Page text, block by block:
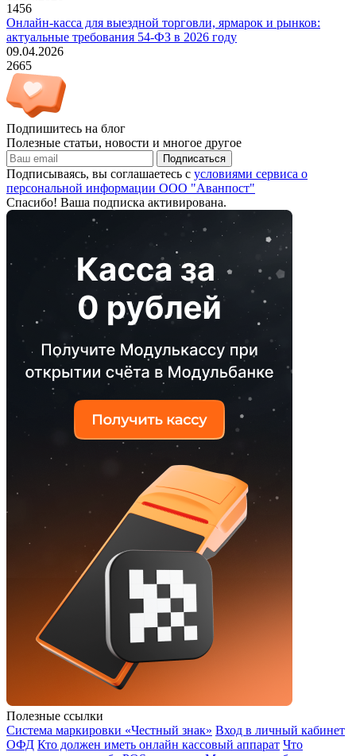
1456
Онлайн-касса для выездной торговли, ярмарок и рынков:
актуальные требования 54-ФЗ в 2026 году
09.04.2026
2665
Подпишитесь на блог
Полезные статьи, новости и многое другое
Подписаться
Подписываясь, вы соглашаетесь с условиями сервиса о
персональной информации ООО "Аванпост"
Спасибо! Ваша подписка активирована.
Полезные ссылки
Система маркировки «Честный знак» Вход в личный кабинет
ОФД Кто должен иметь онлайн кассовый аппарат Что